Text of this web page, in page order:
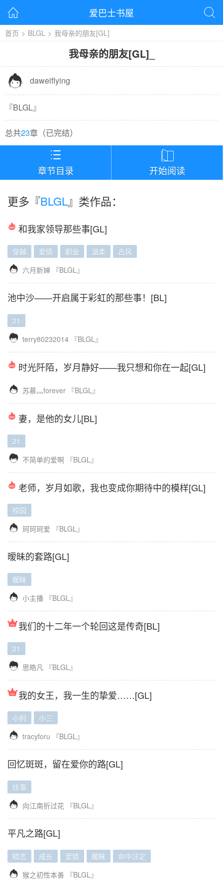
 爱巴士书屋 
首页 > BLGL > 我母亲的朋友[GL]
我母亲的朋友[GL]
 daweiflying
『BLGL』
总共23章（已完结）

章节目录

开始阅读
更多『BLGL』类作品：
和我家领导那些事[GL]
穿越 爱情 职业 温柔 古风
 六月新婵 『BLGL』
池中沙——开启属于彩虹的那些事！[BL]
21
 terry80232014 『BLGL』
时光阡陌，岁月静好——我只想和你在一起[GL]
 苏慕灬forever 『BLGL』
妻，是他的女儿[BL]
21
 不简单的爱啊 『BLGL』
老师，岁月如歌，我也变成你期待中的模样[GL]
校园
 珂珂珂爱 『BLGL』
暧昧的套路[GL]
暧昧
 小主播 『BLGL』
我们的十二年一个轮回这是传奇[BL]
21
 思皓凡 『BLGL』
我的女王，我一生的挚爱……[GL]
小妈 小三
 tracyforu 『BLGL』
回忆斑斑，留在爱你的路[GL]
往事
 向江南折过花 『BLGL』
平凡之路[GL]
暗恋 成长 爱情 暧昧 命中注定
 猴之初性本善 『BLGL』